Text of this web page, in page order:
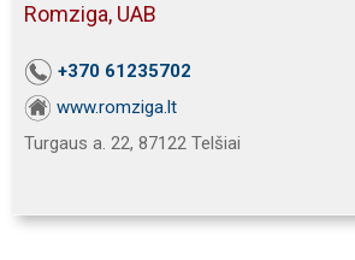
Romziga, UAB
+370 61235702
www.romziga.lt
Turgaus a. 22, 87122 Telšiai